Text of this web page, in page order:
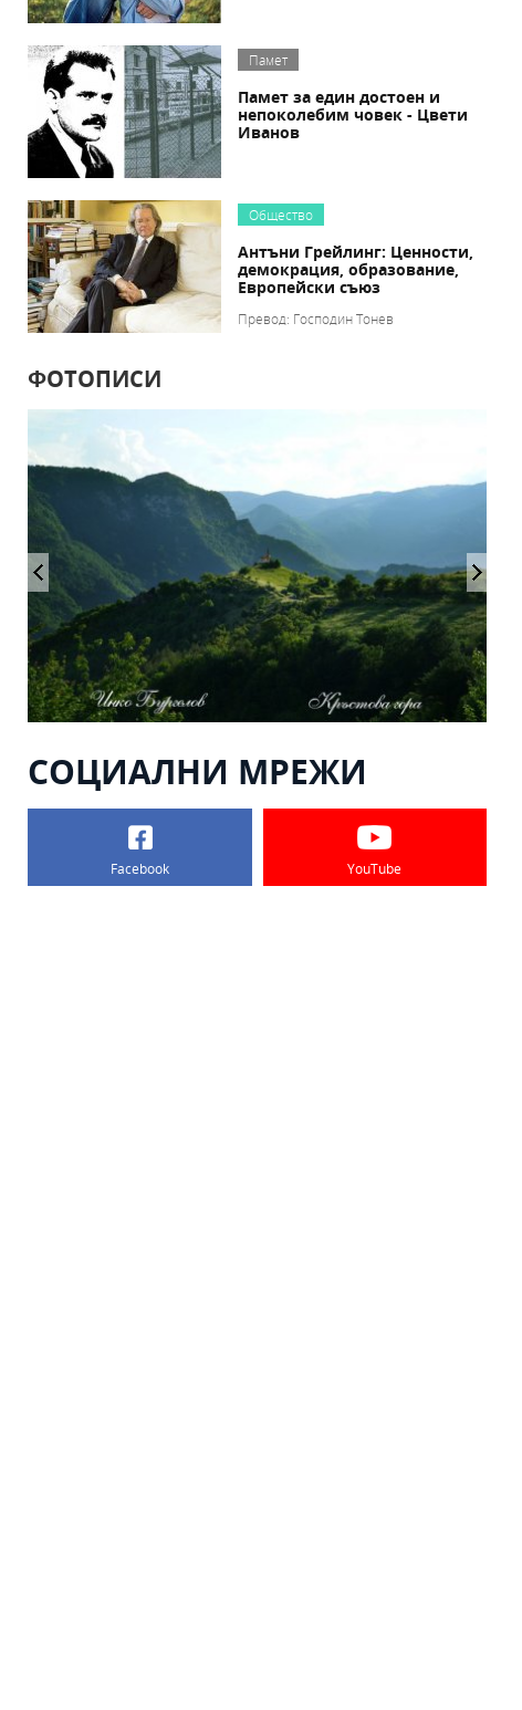
Памет
Памет за един достоен и
непоколебим човек - Цвети
Иванов
Общество
Антъни Грейлинг: Ценности,
демокрация, образование,
Европейски съюз
Превод: Господин Тонев
ФОТОПИСИ
СОЦИАЛНИ МРЕЖИ
Facebook YouTube